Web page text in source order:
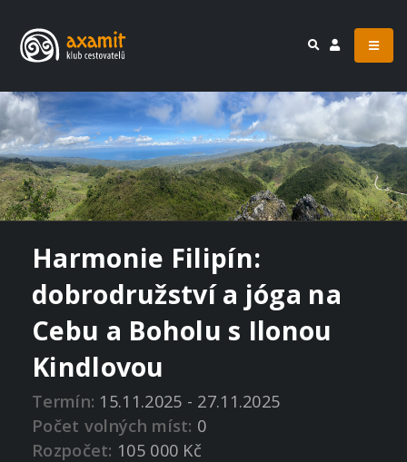
Harmonie Filipín:
dobrodružství a jóga na
Cebu a Boholu s Ilonou
Kindlovou
Termín: 15.11.2025 - 27.11.2025
Počet volných míst: 0
Rozpočet: 105 000 Kč